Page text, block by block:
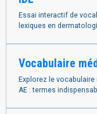
Essai interactif de
lexiques en
Vocabulaire
Explorez le
AE : termes